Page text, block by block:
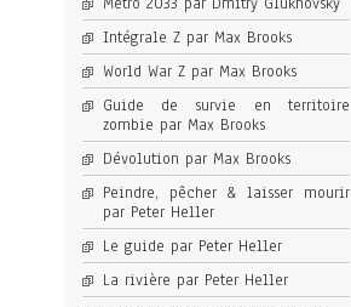
Intégrale Z par Max Brooks
World War Z par Max Brooks
Guide de survie en territoire
zombie par Max Brooks
Dévolution par Max Brooks
Peindre, pêcher & laisser mourir
par Peter Heller
Le guide par Peter Heller
La rivière par Peter Heller